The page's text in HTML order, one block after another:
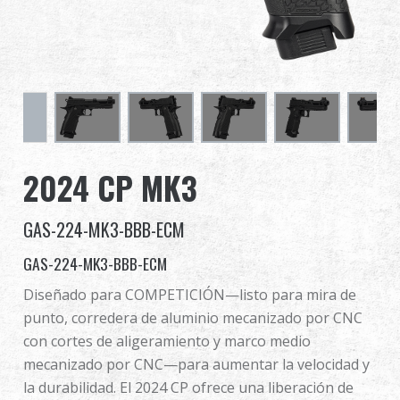
Sobre nosotros
Identificarse
繁體中文 English (US)
Français 日本語
2024 CP MK3
GAS-224-MK3-BBB-ECM
GAS-224-MK3-BBB-ECM
Diseñado para COMPETICIÓN—listo para mira de
punto, corredera de aluminio mecanizado por CNC
con cortes de aligeramiento y marco medio
mecanizado por CNC—para aumentar la velocidad y
la durabilidad. El 2024 CP ofrece una liberación de